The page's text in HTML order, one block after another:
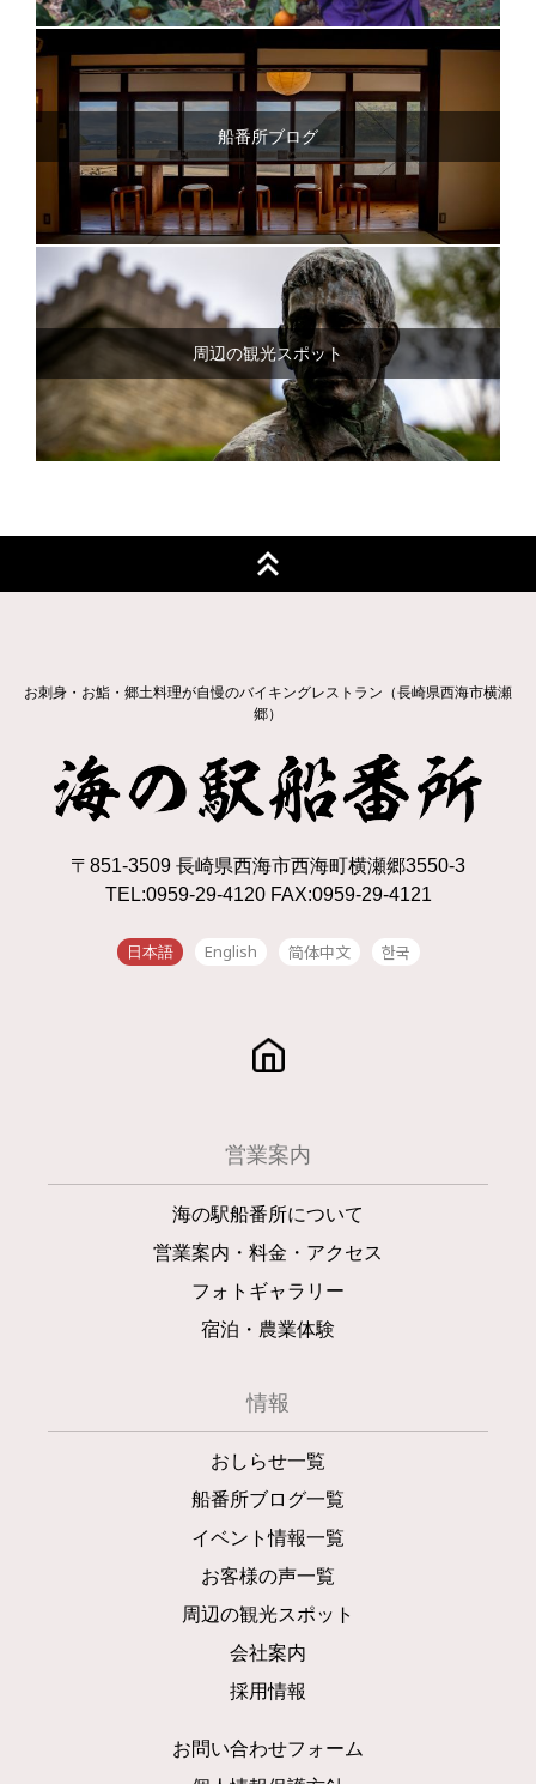
船番所ブログ
周辺の観光スポット
お刺身・お鮨・郷土料理が自慢のバイキングレストラン（長崎県西海市横瀬
郷）
〒851-3509 長崎県西海市西海町横瀬郷3550-3
TEL:0959-29-4120 FAX:0959-29-4121
日本語 English 简体中文 한국
営業案内
海の駅船番所について
営業案内・料金・アクセス
フォトギャラリー
宿泊・農業体験
情報
おしらせ一覧
船番所ブログ一覧
イベント情報一覧
お客様の声一覧
周辺の観光スポット
会社案内
採用情報
お問い合わせフォーム